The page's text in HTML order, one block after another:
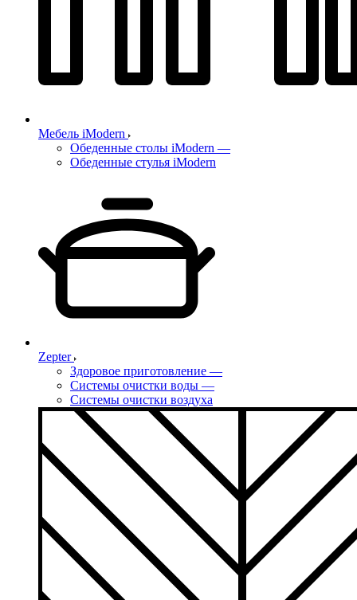
Мебель iModern
Обеденные столы iModern —
Обеденные стулья iModern
Zepter
Здоровое приготовление —
Системы очистки воды —
Системы очистки воздуха